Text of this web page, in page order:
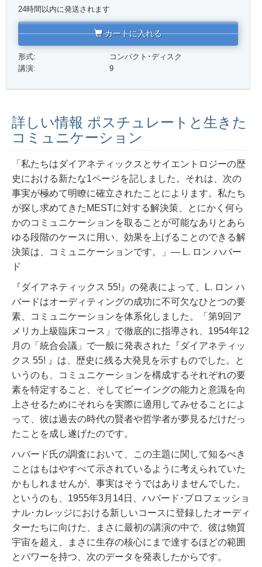
24時間以内に発送されます
カートに入れる
形式:
コンパクト･ディスク
講演:
9
詳しい情報 ポスチュレートと生きた
コミュニケーション
「私たちはダイアネティックスとサイエントロジーの歴
史における新たな1ページを記しました。それは、次の
事実が極めて明瞭に確立されたことによります。私たち
が探し求めてきたMESTに対する解決策、とにかく何ら
かのコミュニケーションを取ることが可能なありとあら
ゆる段階のケースに用い、効果を上げることのできる解
決策は、コミュニケーションです。」 ― L. ロン ハバー
ド
『ダイアネティックス 55!』の発表によって、L. ロン ハ
バードはオーディティングの成功に不可欠なひとつの要
素、コミュニケーションを体系化しました。
「第9回ア
メリカ上級臨床コース」で徹底的に指導され、1954年12
月の「統合会議」で一般に発表された『ダイアネティッ
クス 55! 』は、歴史に残る大発見を示すものでした。
と
いうのも、コミュニケーションを構成するそれぞれの要
素を特定すること、そしてビーイングの能力と意識を向
上させるためにそれらを実際に適用してみせることによ
って、彼は過去の時代の賢者や哲学者が夢見るだけだっ
たことを成し遂げたのです。
ハバード氏の調査において、この主題に関して知るべき
ことはもはやすべて示されているように考えられていた
かもしれませんが、事実はそうではありませんでした。
というのも、1955年3月14日、ハバード･プロフェッショ
ナル･カレッジにおける新しいコースに登録したオーディ
ターたちに向けた、まさに最初の講演の中で、彼は物質
宇宙を超え、まさに生存の核心にまで達するほどの範囲
とパワーを持つ、次のデータを発表したからです。